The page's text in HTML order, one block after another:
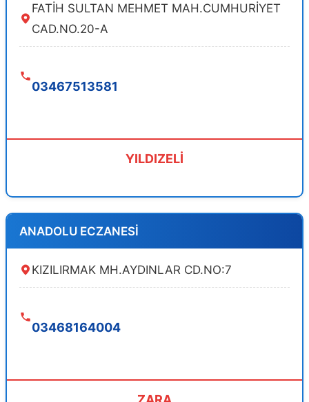
FATİH SULTAN MEHMET MAH.CUMHURİYET
CAD.NO.20-A
03467513581
YILDIZELİ
ANADOLU ECZANESİ
KIZILIRMAK MH.AYDINLAR CD.NO:7
03468164004